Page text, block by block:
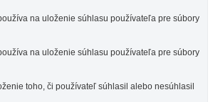
na uloženie súhlasu používateľa pre súbory
na uloženie súhlasu používateľa pre súbory
toho, či používateľ súhlasil alebo nesúhlasil